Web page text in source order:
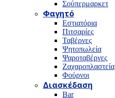
Σούπερμαρκετ
Φαγητό
Εστιατόρια
Πιτσαρίες
Ταβέρνες
Ψητοπωλεία
Ψαροταβέρνες
Ζαχαροπλαστεία
Φούρνοι
Διασκέδαση
Bar